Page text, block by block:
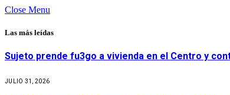
Close Menu
Las más leídas
Sujeto prende fu3go a vivienda en el Centro y
JULIO 31, 2026